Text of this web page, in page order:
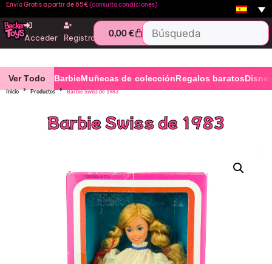
Envío Gratis a partir de 65€(consulta condiciones)
Acceder Registro 0,00€
Ver Todo BarbieMuñecas de colecciónRegalos baratos
Inicio Productos Barbie Swiss de 1983
Barbie Swiss de 1983